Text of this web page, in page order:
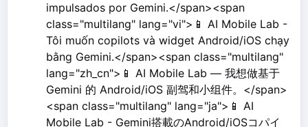
impulsados por Gemini.</span><span
class="multilang" lang="vi">📱 AI Mobile Lab -
Tôi muốn copilots và widget Android/iOS chạy
bằng Gemini.</span><span class="multilang"
lang="zh_cn">📱 AI Mobile Lab — 我想做基于
Gemini 的 Android/iOS 副驾和小组件。</span>
<span class="multilang" lang="ja">📱 AI
Mobile Lab - Gemini搭載のAndroid/iOSコパイ